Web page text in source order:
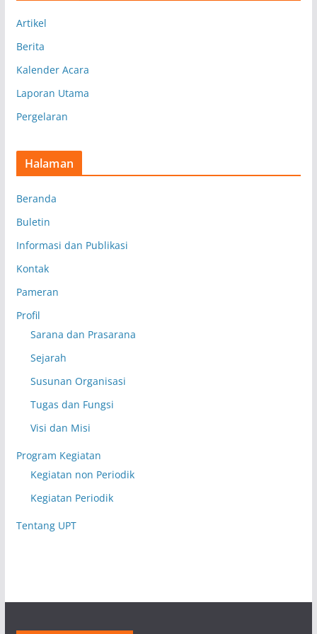
Artikel
Berita
Kalender Acara
Laporan Utama
Pergelaran
Halaman
Beranda
Buletin
Informasi dan Publikasi
Kontak
Pameran
Profil
Sarana dan Prasarana
Sejarah
Susunan Organisasi
Tugas dan Fungsi
Visi dan Misi
Program Kegiatan
Kegiatan non Periodik
Kegiatan Periodik
Tentang UPT